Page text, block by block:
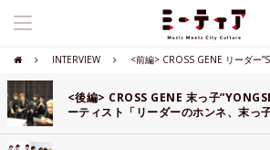
INTERVIEW <前編> CROSS GENE リーダー
<後編> CROSS GENE 末っ子
ーティスト「リーダーのホンネ、末っ